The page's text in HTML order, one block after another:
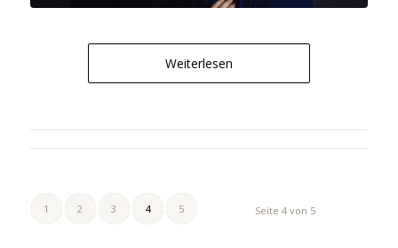
Weiterlesen
Seite 4 von 5
1 2 3 4 5